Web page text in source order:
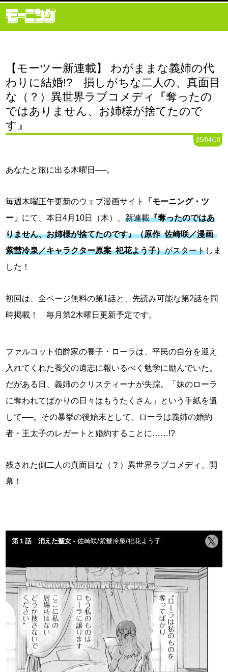
【モーツー新連載】 わがままな義姉の代
わりに結婚!? 損しがちな二人の、真面目
な（？）異世界ラブコメディ『奪ったの
ではありません、お姉様が捨てたので
す』
25/04/10
あなたと旅に出る木曜日──。
毎週木曜正午更新のウェブ漫画サイト
「モーニング・ツ
ー」 にて、本日4月10日（木）、新連載『奪ったのではあ
りません、お姉様が捨てたのです』（原作 佐崎咲／漫画
紫彗冷泉／キャラクター原案 祀花よう子）がスタートしま
した！
初回は、全ページ無料の第1話と、先読み可能な第2話を同
時掲載！ 毎月第2木曜日更新予定です。
ファルコット伯爵家の養子・ローラは、平民の自分を迎え
入れてくれた養父の遺志に報いるべく勉学に励んでいた。
だがある日、義姉のクリスティーナが失踪。「妹のローラ
に奪われてばかりの日々はもうたくさん」という手紙を遺
して──。その暴挙の後始末として、ローラは義姉の婚約
者・王太子のレガートと婚約することに……!?
残された側二人の真面目な（？）異世界ラブコメディ、開
幕！